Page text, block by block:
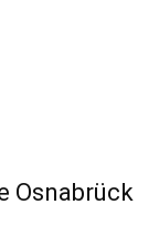
Osnabrück